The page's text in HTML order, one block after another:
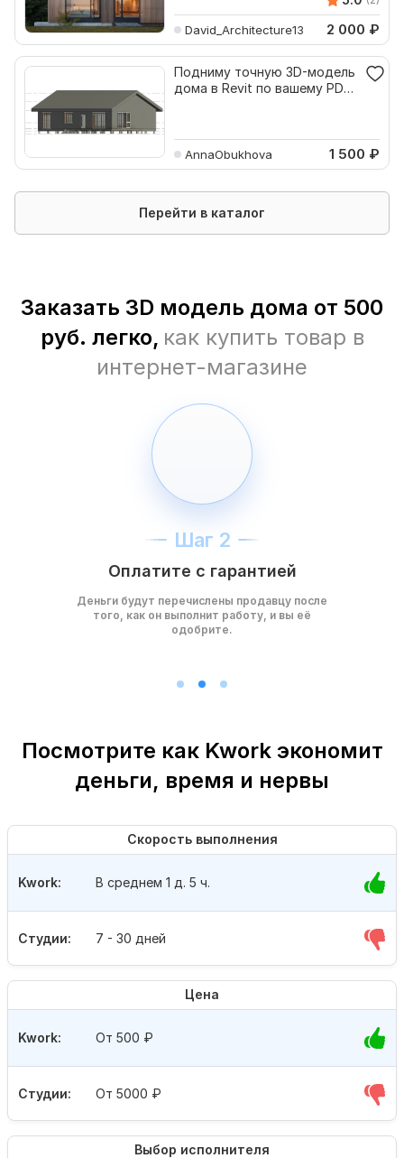
David_Architecture13 2 000 ₽
Подниму точную 3D-модель
дома в Revit по вашему PDF
AnnaObukhova 1 500 ₽
Перейти в каталог
Заказать 3D модель дома от 500
руб. легко, как купить товар в
интернет-магазине
Шаг 2
Оплатите с гарантией
Деньги будут перечислены продавцу после
того, как он выполнит работу, и вы её
одобрите.
Посмотрите как Kwork экономит
деньги, время и нервы
Скорость выполнения
Студии: 7 - 30 дней
Kwork: В среднем 1 д. 5 ч.
Цена
Студии: От 5000 ₽
Kwork: От 500 ₽
Выбор исполнителя